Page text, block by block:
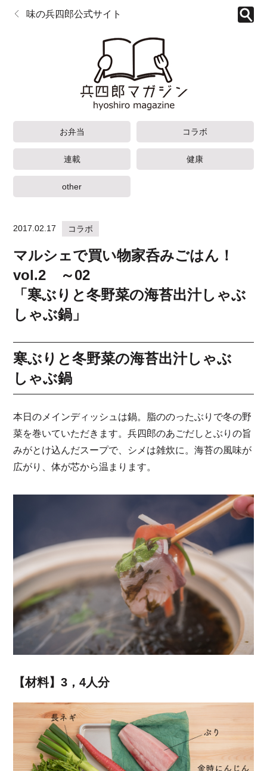
味の兵四郎公式サイト
お弁当 コラボ
連載 健康
other
2017.02.17 コラボ
マルシェで買い物家呑みごはん！
vol.2 ～02
「寒ぶりと冬野菜の海苔出汁しゃぶ
しゃぶ鍋」
寒ぶりと冬野菜の海苔出汁しゃぶ
しゃぶ鍋
本日のメインディッシュは鍋。脂ののったぶりで冬の野
菜を巻いていただきます。兵四郎のあごだしとぶりの旨
みがとけ込んだスープで、シメは雑炊に。海苔の風味が
広がり、体が芯から温まります。
【材料】3，4人分